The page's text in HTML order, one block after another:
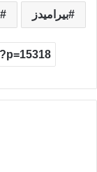
بيراميدز